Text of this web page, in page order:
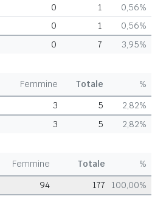
0 1
0,56%
0 1
0,56%
0 7 3,95%
Femmine Totale
%
3 5
2,82%
3 5 2,82%
Femmine Totale
%
94 177 100,00%